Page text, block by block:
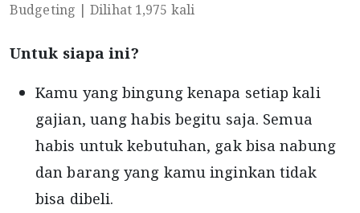
Budgeting | Dilihat 1,975 kali
Untuk siapa ini?
Kamu yang bingung kenapa setiap kali
gajian, uang habis begitu saja. Semua
habis untuk kebutuhan, gak bisa nabung
dan barang yang kamu inginkan tidak
bisa dibeli.